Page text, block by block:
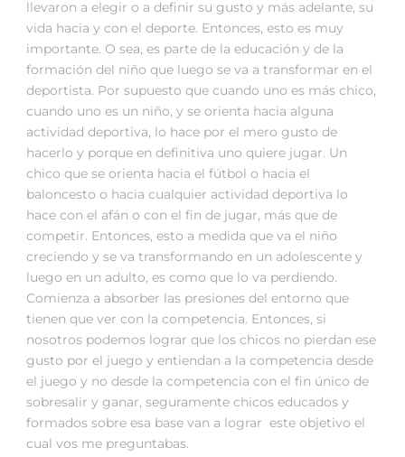
llevaron a elegir o a definir su gusto y más adelante, su
vida hacia y con el deporte. Entonces, esto es muy
importante. O sea, es parte de la educación y de la
formación del niño que luego se va a transformar en el
deportista. Por supuesto que cuando uno es más chico,
cuando uno es un niño, y se orienta hacia alguna
actividad deportiva, lo hace por el mero gusto de
hacerlo y porque en definitiva uno quiere jugar. Un
chico que se orienta hacia el fútbol o hacia el
baloncesto o hacia cualquier actividad deportiva lo
hace con el afán o con el fin de jugar, más que de
competir. Entonces, esto a medida que va el niño
creciendo y se va transformando en un adolescente y
luego en un adulto, es como que lo va perdiendo.
Comienza a absorber las presiones del entorno que
tienen que ver con la competencia. Entonces, si
nosotros podemos lograr que los chicos no pierdan ese
gusto por el juego y entiendan a la competencia desde
el juego y no desde la competencia con el fin único de
sobresalir y ganar, seguramente chicos educados y
formados sobre esa base van a lograr este objetivo el
cual vos me preguntabas.